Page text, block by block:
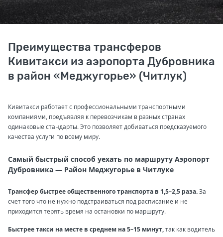
Преимущества трансферов
Кивитакси из аэропорта Дубровника
в район «Меджугорье» (Читлук)
Кивитакси работает с профессиональными транспортными
компаниями, предъявляя к перевозчикам в разных странах
одинаковые стандарты. Это позволяет добиваться предсказуемого
качества услуги по всему миру.
Самый быстрый способ уехать по маршруту Аэропорт
Дубровника — Район Меджугорье в Читлуке
Трансфер быстрее общественного транспорта в 1,5–2,5 раза.За
счет того что не нужно подстраиваться под расписание и не
приходится терять время на остановки по маршруту.
Быстрее такси на месте в среднем на 5–15 минут,так как водитель